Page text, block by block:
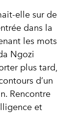
elle sur de
dans la
les mots
Ngozi
plus tard,
d’un
Rencontre
et